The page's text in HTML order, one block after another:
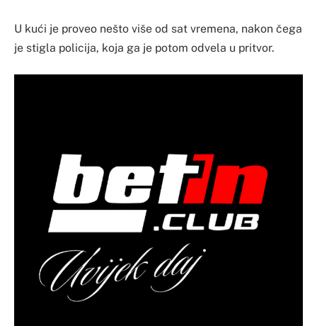
U kući je proveo nešto više od sat vremena, nakon čega
je stigla policija, koja ga je potom odvela u pritvor.